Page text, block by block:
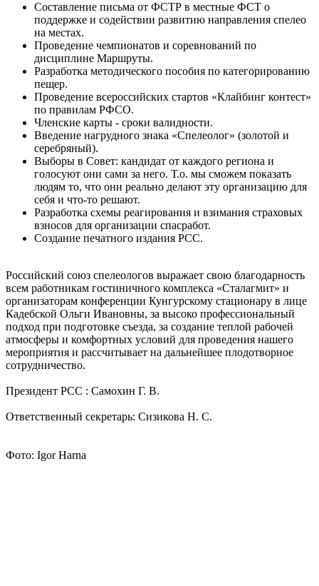
Составление письма от ФСТР в местные ФСТ о
поддержке и содействии развитию направления спелео
на местах.
Проведение чемпионатов и соревнований по
дисциплине Маршруты.
Разработка методического пособия по категорированию
пещер.
Проведение всероссийских стартов «Клайбинг контест»
по правилам РФСО.
Членские карты - сроки валидности.
Введение нагрудного знака «Спелеолог» (золотой и
серебряный).
Выборы в Совет: кандидат от каждого региона и
голосуют они сами за него. Т.о. мы сможем показать
людям то, что они реально делают эту организацию для
себя и что-то решают.
Разработка схемы реагирования и взимания страховых
взносов для организации спасработ.
Создание печатного издания РСС.
Российский союз спелеологов выражает свою благодарность
всем работникам гостиничного комплекса «Сталагмит» и
организаторам конференции Кунгурскому стационару в лице
Кадебской Ольги Ивановны, за высоко профессиональный
подход при подготовке съезда, за создание теплой рабочей
атмосферы и комфортных условий для проведения нашего
мероприятия и рассчитывает на дальнейшее плодотворное
сотрудничество.
Президент РСС : Самохин Г. В.
Ответственный секретарь: Сизикова Н. С.
Фото: Igor Harna